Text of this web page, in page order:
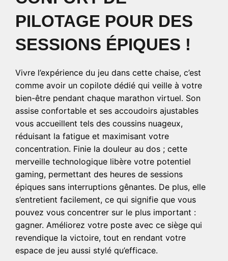
PILOTAGE POUR DES
SESSIONS ÉPIQUES !
Vivre l’expérience du jeu dans cette chaise, c’est
comme avoir un copilote dédié qui veille à votre
bien-être pendant chaque marathon virtuel. Son
assise confortable et ses accoudoirs ajustables
vous accueillent tels des coussins nuageux,
réduisant la fatigue et maximisant votre
concentration. Finie la douleur au dos ; cette
merveille technologique libère votre potentiel
gaming, permettant des heures de sessions
épiques sans interruptions gênantes. De plus, elle
s’entretient facilement, ce qui signifie que vous
pouvez vous concentrer sur le plus important :
gagner. Améliorez votre poste avec ce siège qui
revendique la victoire, tout en rendant votre
espace de jeu aussi stylé qu’efficace.